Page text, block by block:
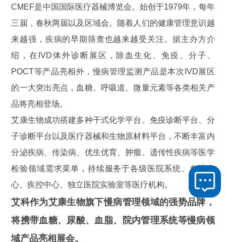
CMEF是中国国际医疗器械博览会。始创于1979年，每年
三届，春秋两届以及区域会。随着人们的健康管理意识越
来越强，疾病的早期筛查也越来越受关注。据主办方介
绍，在 IVD体外诊断展区，除血生化、免疫、分子、
POCT等产品亮相外，慢病管理监测产品是本次 IVD展区
的一大突出亮点，血糖、呼吸道、微量元素等各类相关产
品将亮相登场。
艾康生物成功搭建多种干式化学平台、免疫诊断平台、分
子诊断平台以及医疗器械和生物原材料平台，不断丰富内
分泌疾病、传染病、优生优育、肿瘤、遗传性疾病等医学
检验领域需求菜单，持续服务于各级医院系统、血液中
心、疾控中心、独立医院实验室等医疗机构。
艾科作为艾康生物旗下慢病管理领域的强势品牌，
将携带血糖、尿酸、血脂、院内管理系统等慢病领
域产品亮相展会。